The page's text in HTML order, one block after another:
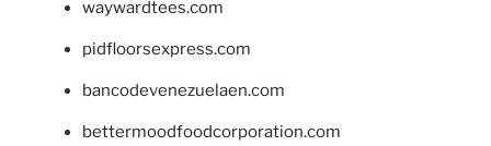
waywardtees.com
pidfloorsexpress.com
bancodevenezuelaen.com
bettermoodfoodcorporation.com